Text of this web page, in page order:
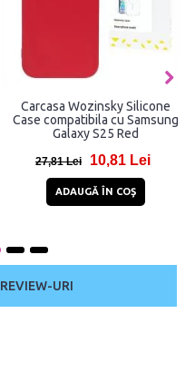
Carcasa Wozinsky Silicone
Case compatibila cu Samsung
Galaxy S25 Red
27,81 Lei 10,81 Lei
ADAUGĂ ÎN COŞ
REVIEW-URI